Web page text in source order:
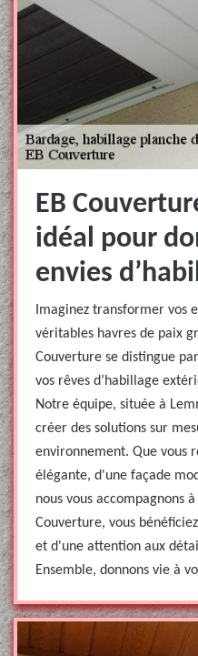
EB
idéal pour
envies
Imaginez transformer vos
véritables havres de paix
Couverture se distingue
vos rêves d’habillage
Notre équipe, située à
créer des solutions sur
environnement. Que vous
élégante, d'une façade
nous vous accompagnons
Couverture, vous
et d'une attention aux
Ensemble, donnons vie à